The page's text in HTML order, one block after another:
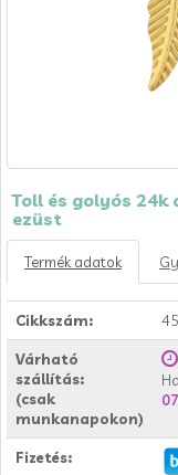
Toll és golyós
ezüst
Termék adatok
Cikkszám:
Várható
szállítás:
(csak
munkanapokon)
Fizetés: